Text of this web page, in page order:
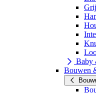
Baby
Bouwen